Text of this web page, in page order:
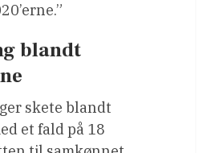
blandt
skete blandt
et fald på 18